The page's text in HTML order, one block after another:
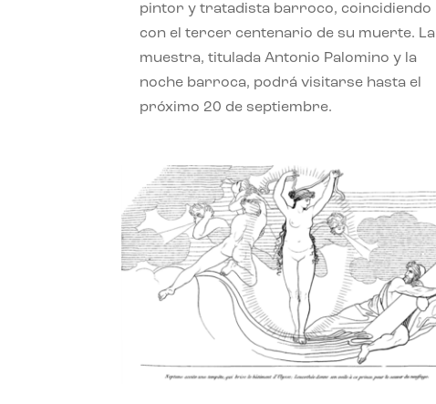
pintor y tratadista barroco, coincidiendo
con el tercer centenario de su muerte. La
muestra, titulada Antonio Palomino y la
noche barroca, podrá visitarse hasta el
próximo 20 de septiembre.